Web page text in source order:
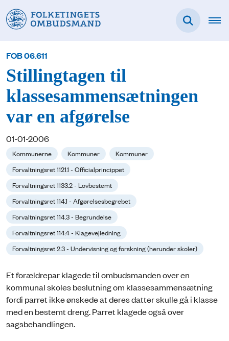
FOB 06.611
Stillingtagen til
klassesammensætningen
var en afgørelse
01-01-2006
Kommunerne Kommuner
Kommuner
Forvaltningsret 1121.1 - Officialprincippet
Forvaltningsret 1133.2 - Lovbestemt
Forvaltningsret 114.1 - Afgørelsesbegrebet
Forvaltningsret 114.3 - Begrundelse
Forvaltningsret 114.4 - Klagevejledning
Forvaltningsret 2.3 - Undervisning og forskning (herunder skoler)
Et forældrepar klagede til ombudsmanden over en
kommunal skoles beslutning om klassesammensætning
fordi parret ikke ønskede at deres datter skulle gå i klasse
med en bestemt dreng. Parret klagede også over
sagsbehandlingen.